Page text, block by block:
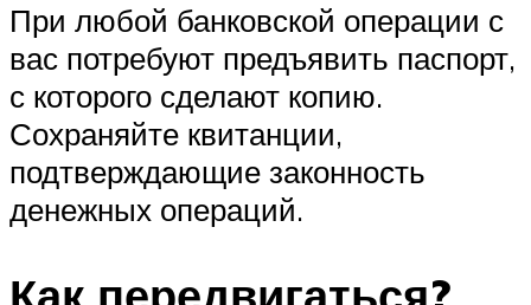
При любой банковской операции с
вас потребуют предъявить паспорт,
с которого сделают копию.
Сохраняйте квитанции,
подтверждающие законность
денежных операций.